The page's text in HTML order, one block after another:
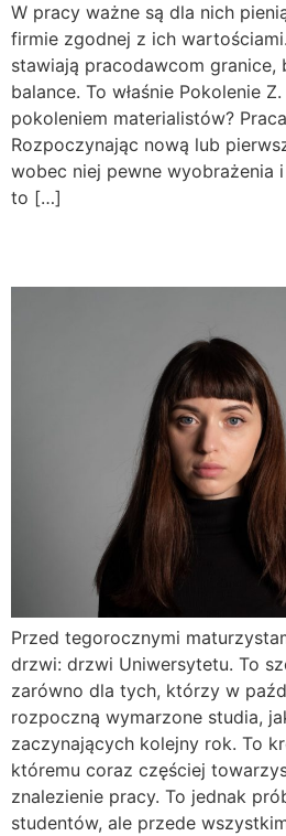
W pracy ważne są dla nich
firmie zgodnej z ich
stawiają pracodawcom granice,
balance. To właśnie Pokolenie
pokoleniem materialistów?
Rozpoczynając nową lub
wobec niej pewne wyobrażenia
to […]
Przed tegorocznymi
drzwi: drzwi Uniwersytetu. To
zarówno dla tych, którzy w
rozpoczną wymarzone studia,
zaczynających kolejny rok. To
któremu coraz częściej
znalezienie pracy. To jednak
studentów, ale przede